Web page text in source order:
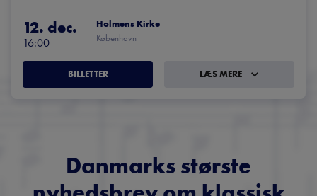
12. dec.
16:00
Holmens Kirke
København
BILLETTER LÆS MERE
Danmarks største